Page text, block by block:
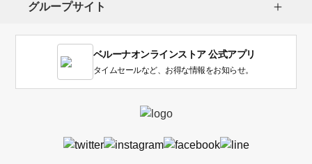
グループサイト
ベルーナオンラインストア 公式アプリ
タイムセールなど、お得な情報をお知らせ。